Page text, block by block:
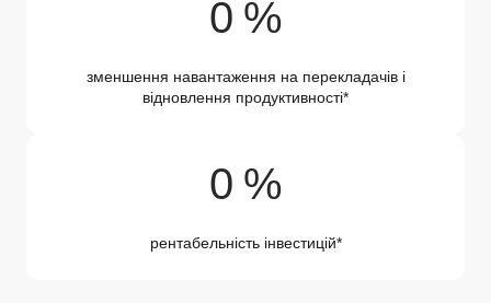
0%50 %
зменшення навантаження на перекладачів і
відновлення продуктивності*
0%345 %
рентабельність інвестицій*